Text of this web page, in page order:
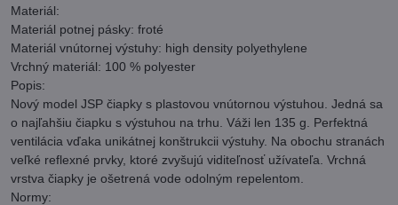
Materiál:
Materiál potnej pásky: froté
Materiál vnútornej výstuhy: high density polyethylene
Vrchný materiál: 100 % polyester
Popis:
Nový model JSP čiapky s plastovou vnútornou výstuhou. Jedná sa
o najľahšiu čiapku s výstuhou na trhu. Váži len 135 g. Perfektná
ventilácia vďaka unikátnej konštrukcii výstuhy. Na obochu stranách
veľké reflexné prvky, ktoré zvyšujú viditeľnosť užívateľa. Vrchná
vrstva čiapky je ošetrená vode odolným repelentom.
Normy: